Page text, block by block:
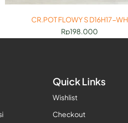
CR.POT FLOWY S D16H17-WH
Rp198.000
Quick Links
Wishlist
Checkout